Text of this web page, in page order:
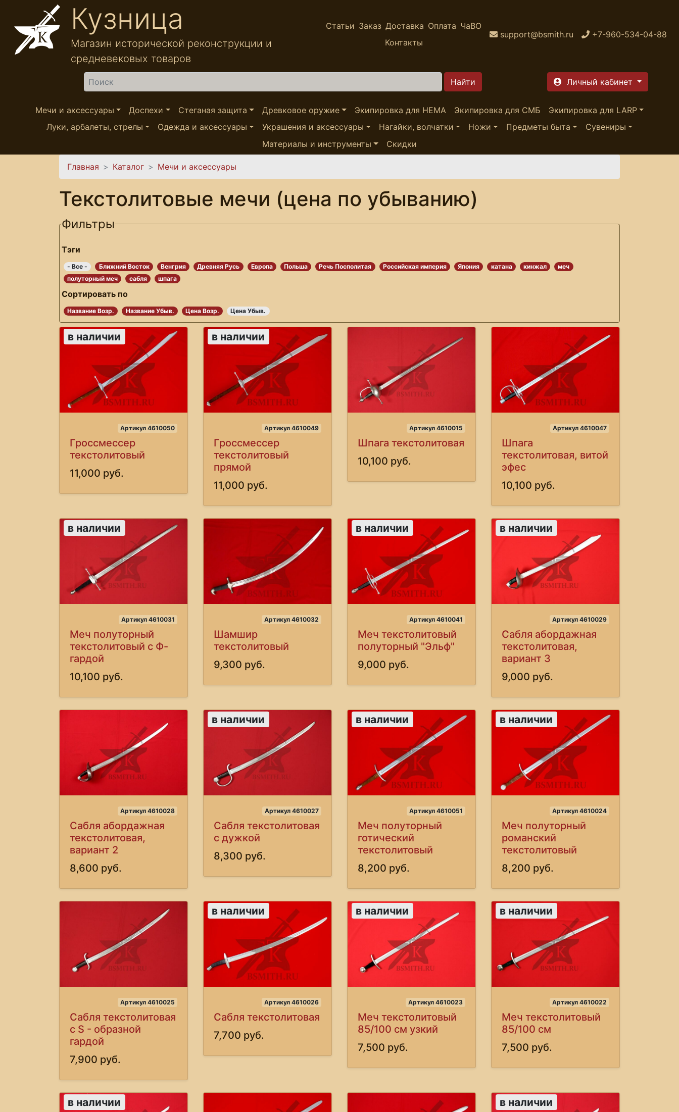
Перейти к основному содержанию
Кузница
Магазин исторической реконструкции и
средневековых товаров
Статьи Заказ Доставка Оплата ЧаВО
Контакты
support@bsmith.ru +7-960-534-04-88
Найти Личный кабинет
Мечи и аксессуары Доспехи Стеганая защита Древковое оружие Экипировка для HEMA Экипировка для СМБ
Экипировка для LARP
Луки, арбалеты, стрелы
Одежда и аксессуары Украшения и аксессуары Нагайки, волчатки Ножи Предметы быта
Сувениры
Материалы и инструменты
Скидки
Вы здесь
Главная Каталог Мечи и аксессуары
Текстолитовые мечи (цена по убыванию)
Фильтры
Тэги
- Все - Ближний Восток Венгрия Древняя Русь Европа Польша Речь Посполитая Российская империя Япония катана кинжал
меч
полуторный меч
сабля шпага
Сортировать по
Название Возр. Название Убыв. Цена Возр. Цена Убыв.
в наличии
Артикул 4610050
Гроссмессер
текстолитовый
11,000 руб.
в наличии
Артикул 4610049
Гроссмессер
текстолитовый
прямой
11,000 руб.
Артикул 4610015
Шпага текстолитовая
10,100 руб.
Артикул 4610047
Шпага
текстолитовая, витой
эфес
10,100 руб.
в наличии
Артикул 4610031
Меч полуторный
текстолитовый с Ф-
гардой
10,100 руб.
Артикул 4610032
Шамшир
текстолитовый
9,300 руб.
в наличии
Артикул 4610041
Меч текстолитовый
полуторный "Эльф"
9,000 руб.
в наличии
Артикул 4610029
Сабля абордажная
текстолитовая,
вариант 3
9,000 руб.
Артикул 4610028
Сабля абордажная
текстолитовая,
вариант 2
8,600 руб.
в наличии
Артикул 4610027
Сабля текстолитовая
с дужкой
8,300 руб.
в наличии
Артикул 4610051
Меч полуторный
готический
текстолитовый
8,200 руб.
в наличии
Артикул 4610024
Меч полуторный
романский
текстолитовый
8,200 руб.
Артикул 4610025
Сабля текстолитовая
с S - образной
гардой
7,900 руб.
в наличии
Артикул 4610026
Сабля текстолитовая
7,700 руб.
в наличии
Артикул 4610023
Меч текстолитовый
85/100 см узкий
7,500 руб.
в наличии
Артикул 4610022
Меч текстолитовый
85/100 см
7,500 руб.
в наличии в наличии